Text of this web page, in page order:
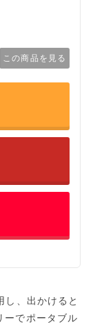
この商品を見る
し、出かけると
ーでポータブル